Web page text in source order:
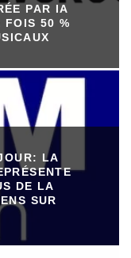
PAR IA
FOIS 50 %
LA
DE LA
SUR